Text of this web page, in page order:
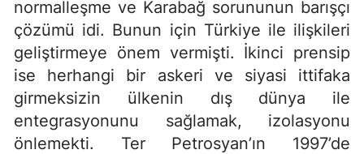
normalleşme ve Karabağ sorununun barışçı
çözümü idi. Bunun için Türkiye ile ilişkileri
geliştirmeye önem vermişti. İkinci prensip
ise herhangi bir askeri ve siyasi ittifaka
girmeksizin ülkenin dış dünya ile
entegrasyonunu sağlamak, izolasyonu
önlemekti. Ter Petrosyan’ın 1997’de